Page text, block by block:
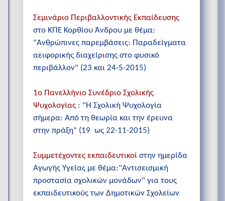
Σεμινάριο Περιβαλλοντικής Εκπαίδευσης
στο ΚΠΕ Κορθίου Άνδρου με θέμα:
"Ανθρώπινες παρεμβάσεις: Παραδείγματα
αειφορικής διαχείρισης στο φυσικό
περιβάλλον" (23 και 24-5-2015)
1ο Πανελλήνιο Συνέδριο Σχολικής
Ψυχολογίας : "Η Σχολική Ψυχολογία
σήμερα: Από τη θεωρία και την έρευνα
στην πράξη" (19 ως 22-11-2015)
Συμμετέχοντες εκπαιδευτικοί στην ημερίδα
Αγωγής Υγείας με θέμα:"Αντισεισμική
προστασία σχολικών μονάδων" για τους
εκπαιδευτικούς των Δημοτικών Σχολείων